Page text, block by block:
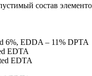
состав
6%, EDDA – 11% DPTA
EDTA
EDTA